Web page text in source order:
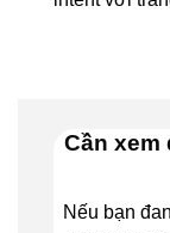
Cần xem
Nếu bạn